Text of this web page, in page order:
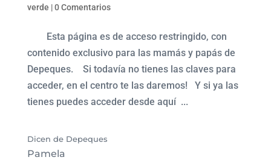
verde |0 Comentarios
Esta página es de acceso restringido, con
contenido exclusivo para las mamás y papás de
Depeques. Si todavía no tienes las claves para
acceder, en el centro te las daremos! Y si ya las
tienes puedes acceder desde aquí ...
Dicen de Depeques
Pamela